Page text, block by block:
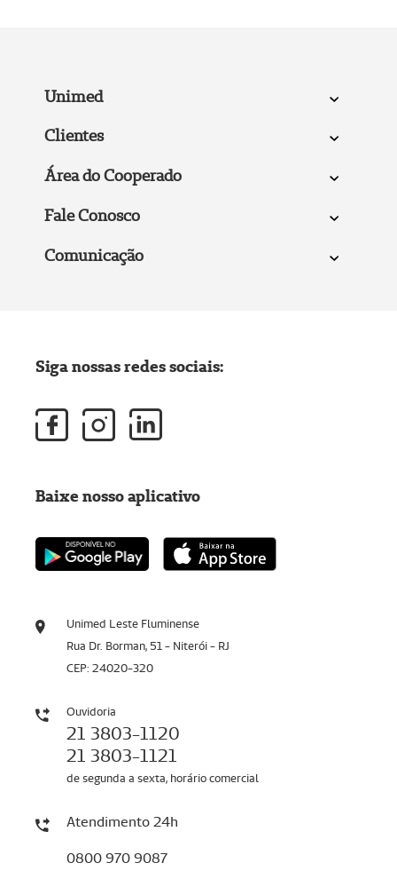
Unimed
Clientes
Área do Cooperado
Fale Conosco
Comunicação
Unimed Leste Fluminense
Rua Dr. Borman, 51 - Niterói - RJ
CEP: 24020-320
Ouvidoria
21 3803-1120
21 3803-1121
de segunda a sexta, horário comercial
Atendimento 24h
0800 970 9087
Siga nossas redes sociais:
Baixe nosso aplicativo